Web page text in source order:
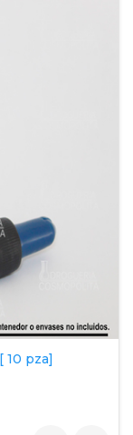
10 pza]